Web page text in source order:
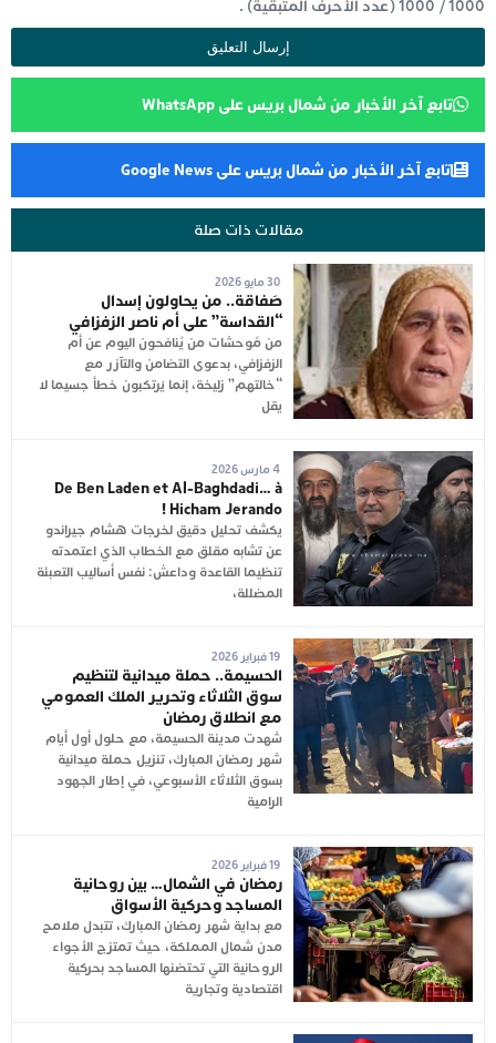
1000
/
1000(عدد الأحرف المتبقية) .
تابع آخر الأخبار من شمال بريس على WhatsApp
تابع آخر الأخبار من شمال بريس على Google News
مقالات ذات صلة
30 مايو 2026
صَفاقة.. من يحاولون إسدال
“القداسة” على أم ناصر الزفزافي
من مُوحشات من يُنافحون اليوم عن أم
الزفزافي، بدعوى التضامن والتآزر مع
“خالتهم” زليخة، إنما يَرتكبون خطأ جسيما لا
يقل
4 مارس 2026
De Ben Laden et Al-Baghdadi… à
Hicham Jerando !
يكشف تحليل دقيق لخرجات هشام جيراندو
عن تشابه مقلق مع الخطاب الذي اعتمدته
تنظيما القاعدة وداعش: نفس أساليب التعبئة
المضللة،
19 فبراير 2026
الحسيمة.. حملة ميدانية لتنظيم
سوق الثلاثاء وتحرير الملك العمومي
مع انطلاق رمضان
شهدت مدينة الحسيمة، مع حلول أول أيام
شهر رمضان المبارك، تنزيل حملة ميدانية
بسوق الثلاثاء الأسبوعي، في إطار الجهود
الرامية
19 فبراير 2026
رمضان في الشمال… بين روحانية
المساجد وحركية الأسواق
مع بداية شهر رمضان المبارك، تتبدل ملامح
مدن شمال المملكة، حيث تمتزج الأجواء
الروحانية التي تحتضنها المساجد بحركية
اقتصادية وتجارية